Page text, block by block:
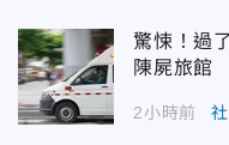
驚悚！過
陳屍旅館
2小時前